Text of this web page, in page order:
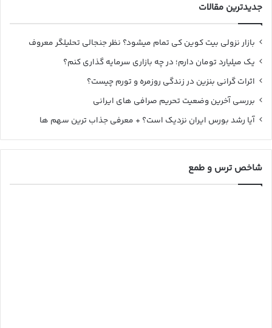
جدیدترین مقالات
بازار نزولی بیت کوین کی تمام میشود؟ نظر جنجالی تحلیلگر معروف
یک میلیارد تومان دارم؛ در چه بازاری سرمایه گذاری کنم؟
اثرات گرانی بنزین در زندگی روزمره و تورم چیست؟
بررسی آخرین وضعیت تحریم صرافی های ایرانی
آیا رشد بورس ایران نزدیک است؟ + معرفی جذاب ترین سهم ها
شاخص ترس و طمع